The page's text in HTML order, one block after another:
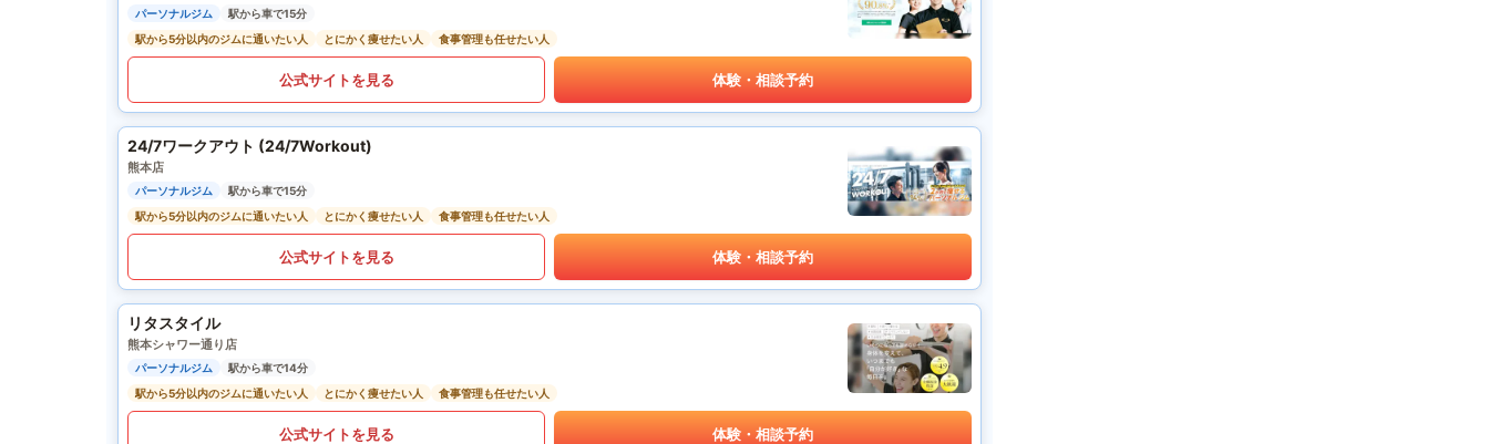
パーソナルジム
駅から車で15分
駅から5分以内のジムに通いたい人
とにかく痩せたい人 食事管理も任せたい人
公式サイトを見る 体験・相談予約
24/7ワークアウト (24/7Workout)
熊本店
パーソナルジム
駅から車で15分
駅から5分以内のジムに通いたい人
とにかく痩せたい人 食事管理も任せたい人
公式サイトを見る 体験・相談予約
リタスタイル
熊本シャワー通り店
パーソナルジム
駅から車で14分
駅から5分以内のジムに通いたい人
とにかく痩せたい人 食事管理も任せたい人
公式サイトを見る 体験・相談予約